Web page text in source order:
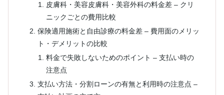
皮膚科・美容皮膚科・美容外科の料金差 – クリ
ニックごとの費用比較
保険適用施術と自由診療の料金差 – 費用面のメリッ
ト・デメリットの比較
料金で失敗しないためのポイント – 支払い時の
注意点
支払い方法・分割ローンの有無と利用時の注意点 –